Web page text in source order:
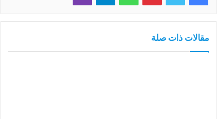
مقالات ذات صلة